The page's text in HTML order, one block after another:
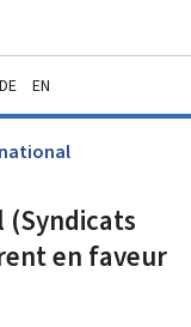
English
(Syndicats
en faveur